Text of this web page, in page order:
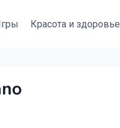
Красота и здоровье